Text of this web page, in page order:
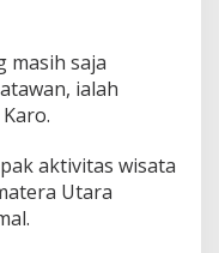
masih saja
ialah
aktivitas wisata
Utara